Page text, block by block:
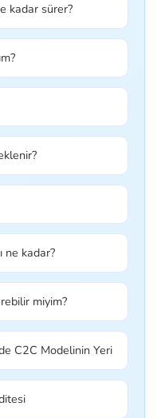
kadar sürer?
ne kadar?
miyim?
C2C Modelinin Yeri